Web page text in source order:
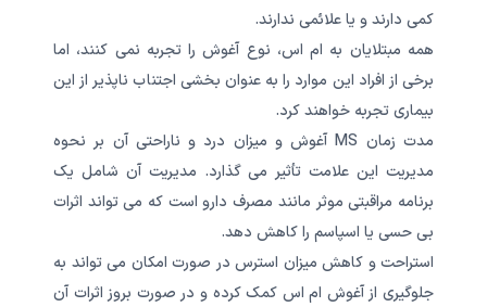
کمی دارند و یا علائمی ندارند.
همه مبتلایان به ام اس، نوع آغوش را تجربه نمی کنند، اما
برخی از افراد این موارد را به عنوان بخشی اجتناب ناپذیر از این
بیماری تجربه خواهند کرد.
مدت زمان MS آغوش و میزان درد و ناراحتی آن بر نحوه
مدیریت این علامت تأثیر می گذارد. مدیریت آن شامل یک
برنامه مراقبتی موثر مانند مصرف دارو است که می تواند اثرات
بی حسی یا اسپاسم را کاهش دهد.
استراحت و کاهش میزان استرس در صورت امکان می تواند به
جلوگیری از آغوش ام اس کمک کرده و در صورت بروز اثرات آن